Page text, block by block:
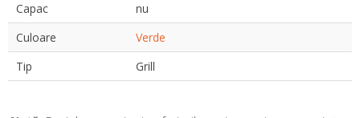
Capac
nu
Culoare
Verde
Tip
Grill